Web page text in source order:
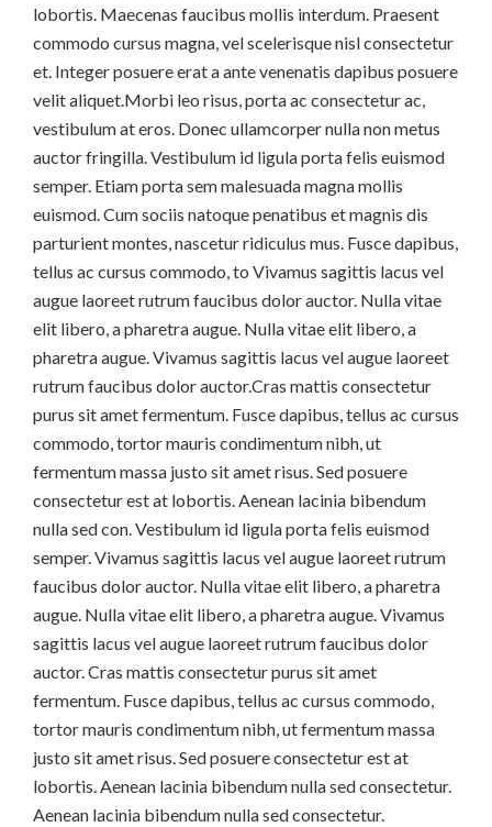
lobortis. Maecenas faucibus mollis interdum. Praesent
commodo cursus magna, vel scelerisque nisl consectetur
et. Integer posuere erat a ante venenatis dapibus posuere
velit aliquet.Morbi leo risus, porta ac consectetur ac,
vestibulum at eros. Donec ullamcorper nulla non metus
auctor fringilla. Vestibulum id ligula porta felis euismod
semper. Etiam porta sem malesuada magna mollis
euismod. Cum sociis natoque penatibus et magnis dis
parturient montes, nascetur ridiculus mus. Fusce dapibus,
tellus ac cursus commodo, to Vivamus sagittis lacus vel
augue laoreet rutrum faucibus dolor auctor. Nulla vitae
elit libero, a pharetra augue. Nulla vitae elit libero, a
pharetra augue. Vivamus sagittis lacus vel augue laoreet
rutrum faucibus dolor auctor.Cras mattis consectetur
purus sit amet fermentum. Fusce dapibus, tellus ac cursus
commodo, tortor mauris condimentum nibh, ut
fermentum massa justo sit amet risus. Sed posuere
consectetur est at lobortis. Aenean lacinia bibendum
nulla sed con. Vestibulum id ligula porta felis euismod
semper. Vivamus sagittis lacus vel augue laoreet rutrum
faucibus dolor auctor. Nulla vitae elit libero, a pharetra
augue. Nulla vitae elit libero, a pharetra augue. Vivamus
sagittis lacus vel augue laoreet rutrum faucibus dolor
auctor. Cras mattis consectetur purus sit amet
fermentum. Fusce dapibus, tellus ac cursus commodo,
tortor mauris condimentum nibh, ut fermentum massa
justo sit amet risus. Sed posuere consectetur est at
lobortis. Aenean lacinia bibendum nulla sed consectetur.
Aenean lacinia bibendum nulla sed consectetur.